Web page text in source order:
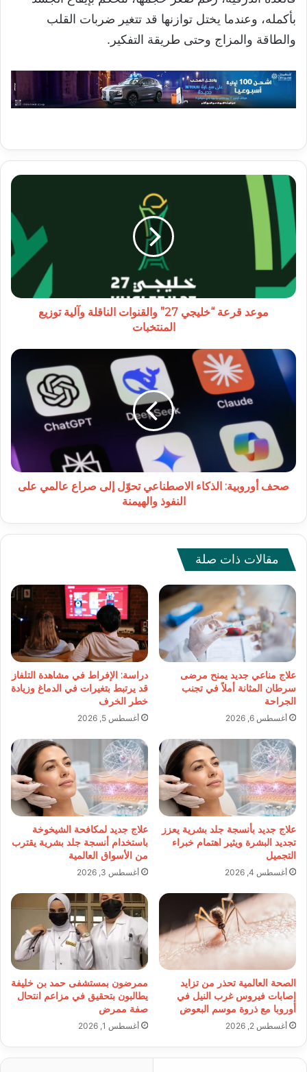
بأكمله، وعندما يختل توازنها قد تتغير ضربات القلب
والطاقة والمزاج وحتى طريقة التفكير.
موعد
قرعة
“خليجي
والقنوات
الناقلة
وآلية
توزيع
المنتخبات
موعد قرعة “خليجي 27” والقنوات الناقلة وآلية توزيع
المنتخبات
صحف
أوروبية:
الذكاء
الاصطناعي
صراع
عالمي
على
النفوذ
صحف أوروبية: الذكاء الاصطناعي تحوّل إلى صراع عالمي على
النفوذ والهيمنة
مقالات ذات صلة
علاج مناعي جديد يمنح مرضى
سرطان المثانة أملاً في تجنب
الجراحة
أغسطس 6, 2026
دراسة: الإفراط في مشاهدة التلفاز
قد يرتبط بتغيرات في الدماغ وزيادة
خطر الخرف
أغسطس 5, 2026
علاج جديد بأنسجة جلد بشرية يعزز
تجديد البشرة ويثير اهتمام خبراء
التجميل
أغسطس 4, 2026
علاج جديد لمكافحة الشيخوخة
باستخدام أنسجة جلد بشرية يقترب
من الأسواق العالمية
أغسطس 3, 2026
الصحة العالمية تحذر من تزايد
إصابات فيروس غرب النيل في
أوروبا مع ذروة موسم البعوض
أغسطس 2, 2026
ممرضون بمستشفى حمد بن خليفة
يطالبون بتحقيق في مزاعم انتحال
صفة ممرض
أغسطس 1, 2026